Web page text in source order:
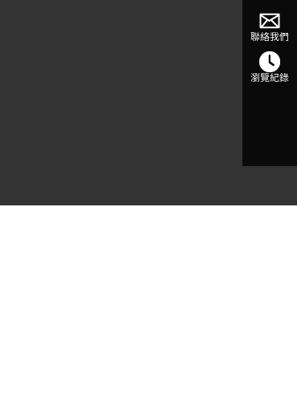
聯絡我們
瀏覽紀錄